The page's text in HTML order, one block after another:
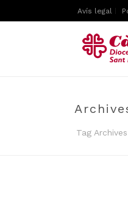
Avís legal
Tag